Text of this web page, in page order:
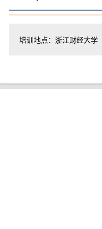
培训地点：浙江财经大学